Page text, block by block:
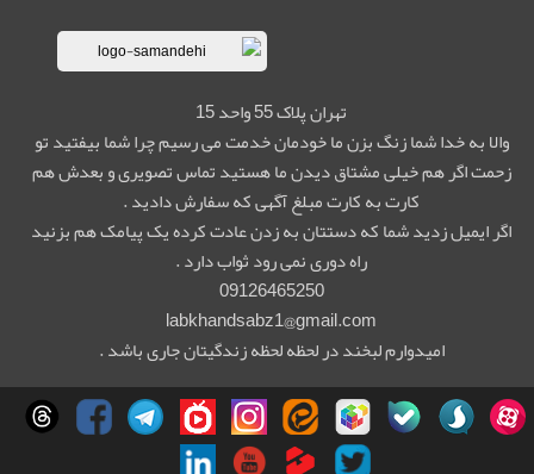
تهران پلاک 55 واحد 15
والا به خدا شما زنگ بزن ما خودمان خدمت می رسیم چرا شما بیفتید تو
زحمت اگر هم خیلی مشتاق دیدن ما هستید تماس تصویری و بعدش هم
کارت به کارت مبلغ آگهی که سفارش دادید .
اگر ایمیل زدید شما که دستتان به زدن عادت کرده یک پیامک هم بزنید
راه دوری نمی رود ثواب دارد .
09126465250
labkhandsabz1@gmail.com
امیدوارم لبخند در لحظه لحظه زندگیتان جاری باشد .